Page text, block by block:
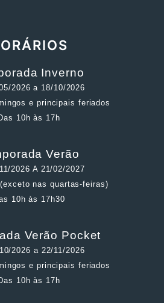
Inverno
2026 a 18/10/2026
e principais feriados
10h às 17h
Verão
2026 A 21/02/2027
nas quartas-feiras)
10h às 17h30
Verão Pocket
2026 a 22/11/2026
e principais feriados
10h às 17h